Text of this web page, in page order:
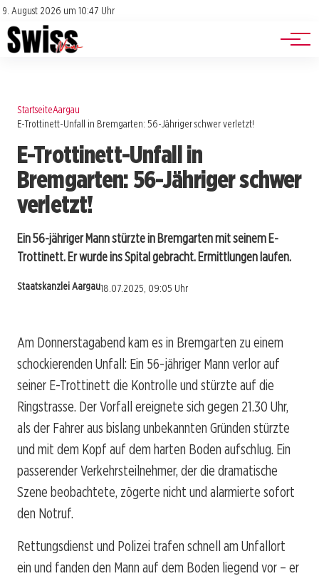
9. August 2026 um 10:47 Uhr
Impressum
Datenschutz
Jobs
Events
StartseiteAargau
E-Trottinett-Unfall in Bremgarten: 56-Jähriger schwer verletzt!
E-Trottinett-Unfall in
Bremgarten: 56-Jähriger schwer
verletzt!
Ein 56-jähriger Mann stürzte in Bremgarten mit seinem E-
Trottinett. Er wurde ins Spital gebracht. Ermittlungen laufen.
Staatskanzlei Aargau18.07.2025, 09:05 Uhr
Am Donnerstagabend kam es in Bremgarten zu einem
schockierenden Unfall: Ein 56-jähriger Mann verlor auf
seiner E-Trottinett die Kontrolle und stürzte auf die
Ringstrasse. Der Vorfall ereignete sich gegen 21.30 Uhr,
als der Fahrer aus bislang unbekannten Gründen stürzte
und mit dem Kopf auf dem harten Boden aufschlug. Ein
passerender Verkehrsteilnehmer, der die dramatische
Szene beobachtete, zögerte nicht und alarmierte sofort
den Notruf.
Rettungsdienst und Polizei trafen schnell am Unfallort
ein und fanden den Mann auf dem Boden liegend vor – er